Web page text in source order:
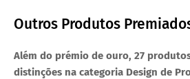
Outros Produtos
Além do prémio de ouro, 27
distinções na categoria Design de